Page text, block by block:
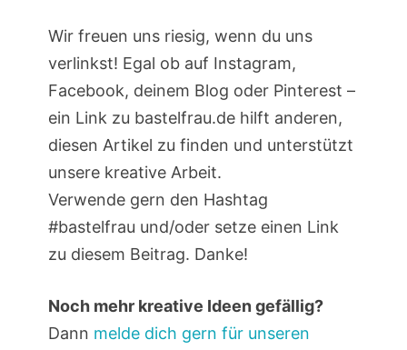
Wir freuen uns riesig, wenn du uns
verlinkst! Egal ob auf Instagram,
Facebook, deinem Blog oder Pinterest –
ein Link zu bastelfrau.de hilft anderen,
diesen Artikel zu finden und unterstützt
unsere kreative Arbeit.
Verwende gern den Hashtag
#bastelfrau und/oder setze einen Link
zu diesem Beitrag. Danke!
Noch mehr kreative Ideen gefällig?
Dann melde dich gern für unseren